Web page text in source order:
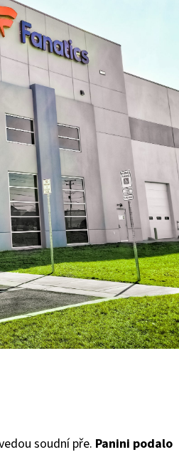
soudní pře. Panini podalo